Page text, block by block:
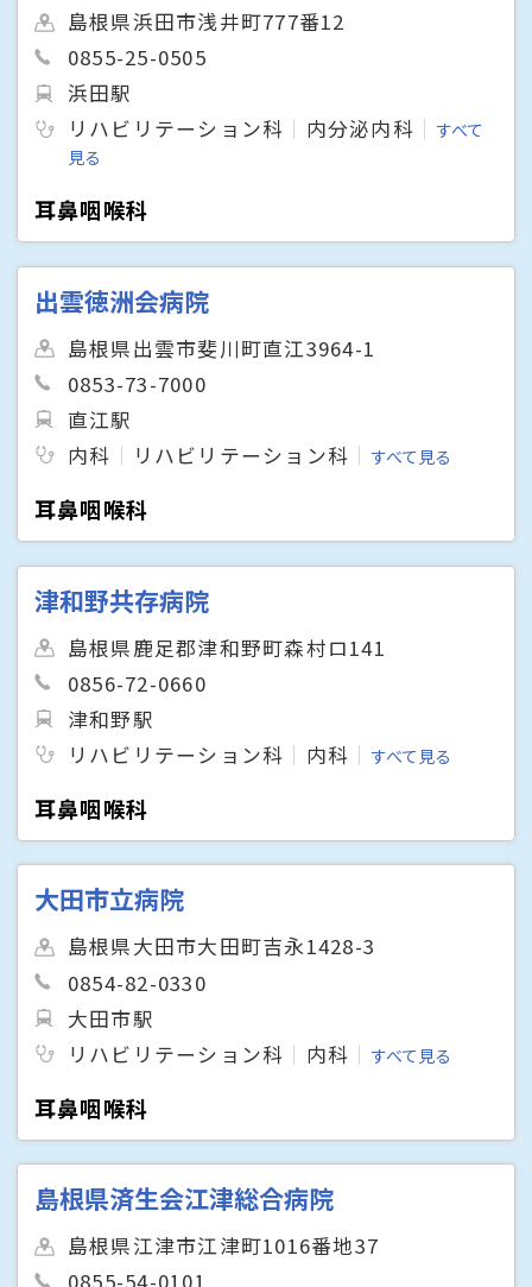
島根県浜田市浅井町777番12
0855-25-0505
浜田駅
リハビリテーション科
内分泌内科
すべて
見る
耳鼻咽喉科
出雲徳洲会病院
島根県出雲市斐川町直江3964-1
0853-73-7000
直江駅
内科
リハビリテーション科 すべて見る
耳鼻咽喉科
津和野共存病院
島根県鹿足郡津和野町森村ロ141
0856-72-0660
津和野駅
リハビリテーション科
内科 すべて見る
耳鼻咽喉科
大田市立病院
島根県大田市大田町吉永1428-3
0854-82-0330
大田市駅
リハビリテーション科
内科 すべて見る
耳鼻咽喉科
島根県済生会江津総合病院
島根県江津市江津町1016番地37